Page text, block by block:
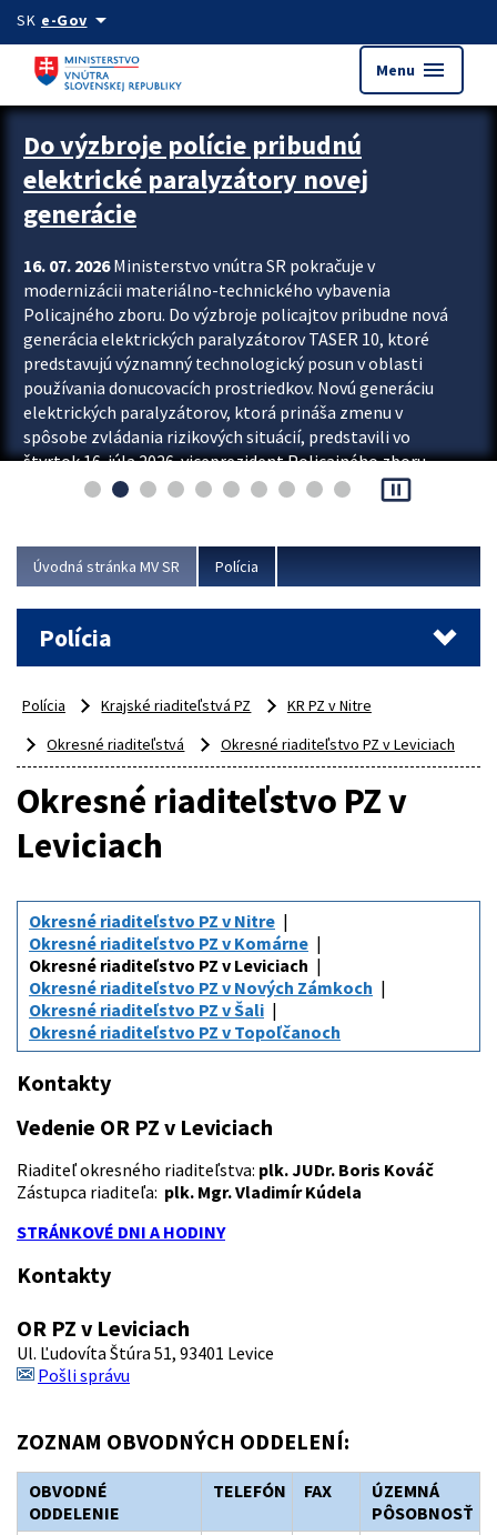
Preskocit na hlavný obsah
SK e-Govarrow_drop_down
Menu menu
Zastavit automatický posun upútavok
Do výzbroje polície pribudnú
elektrické paralyzátory novej
generácie
16. 07. 2026Ministerstvo vnútra SR pokračuje v
modernizácii materiálno-technického vybavenia
Policajného zboru. Do výzbroje policajtov pribudne nová
generácia elektrických paralyzátorov TASER 10, ktoré
predstavujú významný technologický posun v oblasti
používania donucovacích prostriedkov. Novú generáciu
elektrických paralyzátorov, ktorá prináša zmenu v
spôsobe zvládania rizikových situácií, predstavili vo
štvrtok 16. júla 2026 viceprezident Policajného zboru
Rastislav Polakovič a riaditeľ odboru výcviku...
pause_presentation
Úvodná stránka MV SR Polícia
Polícia
Polícia Krajské riaditeľstvá PZ
KR PZ v Nitre
Okresné riaditeľstvá
Okresné riaditeľstvo PZ v Leviciach
Okresné riaditeľstvo PZ v
Leviciach
Okresné riaditeľstvo PZ v Nitre
Okresné riaditeľstvo PZ v Komárne
Okresné riaditeľstvo PZ v Leviciach
Okresné riaditeľstvo PZ v Nových Zámkoch
Okresné riaditeľstvo PZ v Šali
Okresné riaditeľstvo PZ v Topoľčanoch
Kontakty
Vedenie OR PZ v Leviciach
Riaditeľ okresného riaditeľstva: plk. JUDr. Boris Kováč
Zástupca riaditeľa: plk. Mgr. Vladimír Kúdela
STRÁNKOVÉ DNI A HODINY
Kontakty
OR PZ v Leviciach
Ul. Ľudovíta Štúra 51, 93401 Levice
Pošli správu
ZOZNAM OBVODNÝCH ODDELENÍ:
OBVODNÉ
ODDELENIE
TELEFÓN FAX
ÚZEMNÁ
PÔSOBNOSŤ